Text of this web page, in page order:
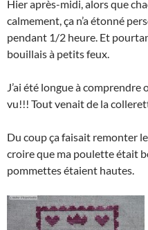
Hier après-midi, alors que
calmement, ça n’a étonné
pendant 1/2 heure. Et
bouillais à petits feux.
J’ai été longue à comprendre
vu!!! Tout venait de la
Du coup ça faisait remonter le
croire que ma poulette était
pommettes étaient hautes.